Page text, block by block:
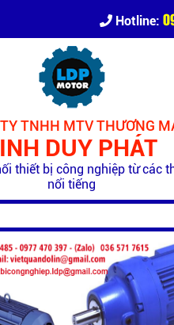
Hotline:
TNHH MTV THƯƠNG
DUY PHÁT
thiết bị công nghiệp từ các
nổi tiếng